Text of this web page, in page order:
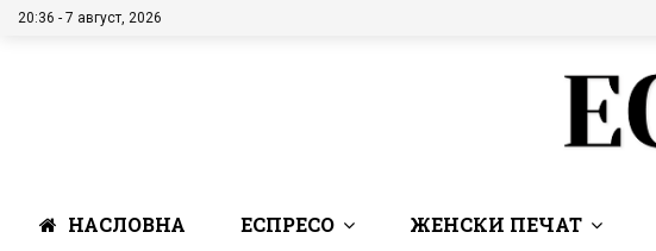
20:36 - 7 август, 2026
НАСЛОВНА ЕСПРЕСО ЖЕНСКИ ПЕЧАТ